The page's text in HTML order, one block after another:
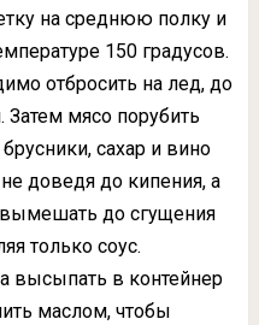
на среднюю полку и
150 градусов.
отбросить на лед, до
Затем мясо порубить
сахар и вино
доведя до кипения, а
до сгущения
только соус.
высыпать в контейнер
маслом, чтобы